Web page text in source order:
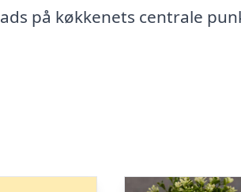
på køkkenets centrale